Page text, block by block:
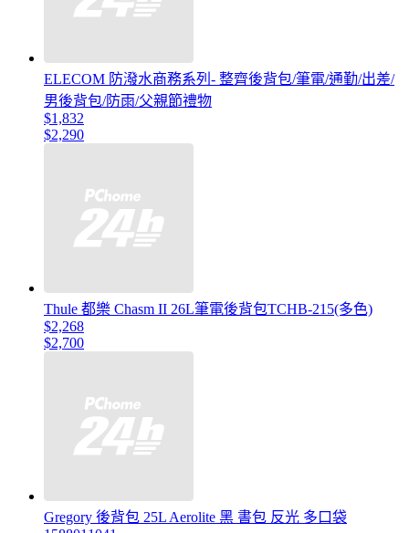
ELECOM 防潑水商務系列- 整齊後背包/筆電/通勤/出差/
男後背包/防雨/父親節禮物
$1,832
$2,290
Thule 都樂 Chasm II 26L筆電後背包TCHB-215(多色)
$2,268
$2,700
Gregory 後背包 25L Aerolite 黑 書包 反光 多口袋